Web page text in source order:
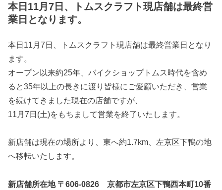
本日11月7日、トムスクラフト現店舗は最終営
業日となります。
本日11月7日、トムスクラフト現店舗は最終営業日となり
ます。
オープン以来約25年、バイクショップトムス時代を含め
ると35年以上の長きに渡り皆様にご愛顧いただき、営業
を続けてきました現在の店舗ですが、
11月7日(土)をもちまして営業を終了いたします。
新店舗は現在の場所より、東へ約1.7km、左京区下鴨の地
へ移転いたします。
新店舗所在地 〒606-0826 京都市左京区下鴨西本町10番